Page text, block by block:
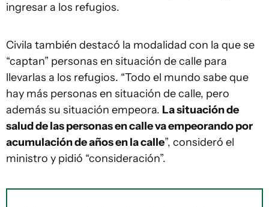
ingresar a los refugios.
Civila también destacó la modalidad con la que se
“captan” personas en situación de calle para
llevarlas a los refugios. “Todo el mundo sabe que
hay más personas en situación de calle, pero
además su situación empeora. La situación de
salud de las personas en calle va empeorando por
acumulación de años en la calle”, consideró el
ministro y pidió “consideración”.